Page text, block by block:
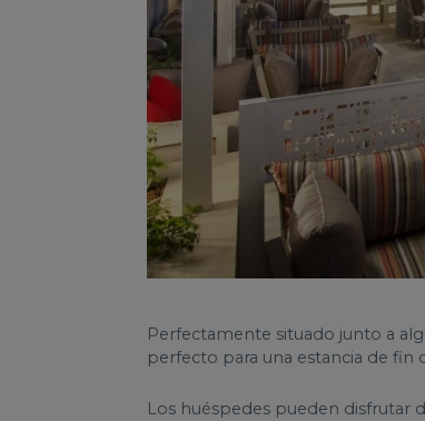
Perfectamente situado junto a
perfecto para una estancia de fin
Los huéspedes pueden disfrutar